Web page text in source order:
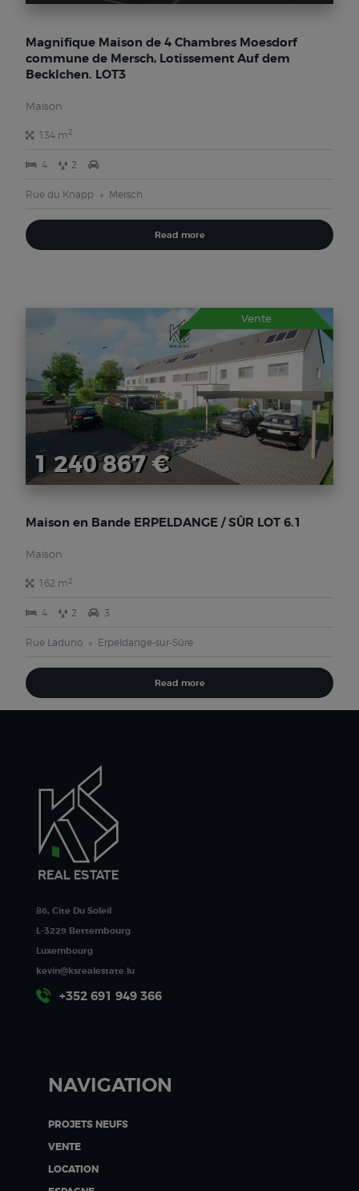
Magnifique Maison de 4 Chambres Moesdorf
commune de Mersch, Lotissement Auf dem
Becklchen. LOT3
Maison
134 m2
4 2
Rue du Knapp Mersch
Read more
Vente
1 240 867 €
Maison en Bande ERPELDANGE / SÛR LOT 6.1
Maison
162 m2
4 2 3
Rue Laduno Erpeldange-sur-Sûre
Read more
86, Cite Du Soleil
L-3229 Bettembourg
Luxembourg
kevin@ksrealestate.lu
+352 691 949 366
NAVIGATION
PROJETS NEUFS
VENTE
LOCATION